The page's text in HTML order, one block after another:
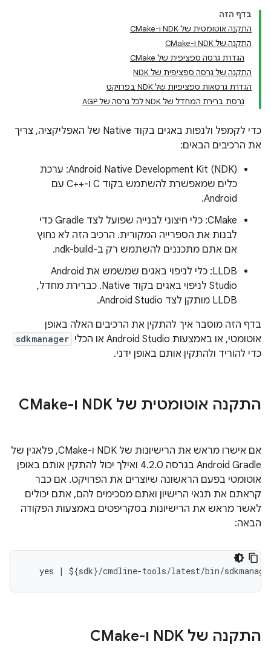
בדף הזה
התקנה אוטומטית של NDK ו-CMake
התקנה של NDK ו-CMake
הגדרת גרסה ספציפית של CMake
התקנה של גרסה ספציפית של NDK
הגדרת גרסאות ספציפיות של NDK בפרויקט
גרסת ברירת המחדל של NDK לכל גרסה של AGP
כדי לקמפל ולנפות באגים בקוד Native של האפליקציה, צריך
את הרכיבים הבאים:
‫Android Native Development Kit (NDK): ערכת
כלים שמאפשרת להשתמש בקוד C ו-C++‎ עם
Android.
‫CMake: כלי חיצוני לבנייה שפועל לצד Gradle כדי
לבנות את הספרייה המקורית. הרכיב הזה לא נחוץ
אם אתם מתכננים להשתמש רק ב-ndk-build.
LLDB: כלי לניפוי באגים שמשמש את Android
Studio לניפוי באגים בקוד Native. כברירת מחדל, ‏
LLDB מותקן לצד Android Studio.
בדף הזה מוסבר איך להתקין את הרכיבים האלה באופן
אוטומטי, או באמצעות Android Studio או הכלי
sdkmanager
כדי להוריד ולהתקין אותם באופן ידני.
התקנה אוטומטית של NDK ו-CMake
אם אישרו מראש את הרישיונות של NDK ו-CMake, פלאגין של
Android Gradle בגרסה 4.2.0 ואילך יכול להתקין אותם באופן
אוטומטי בפעם הראשונה שיוצרים את הפרויקט. אם כבר
קראתם את תנאי הרישיון ואתם מסכימים להם, אתם יכולים
לאשר מראש את הרישיונות בסקריפטים באמצעות הפקודה
הבאה:
התקנה של NDK ו-CMake